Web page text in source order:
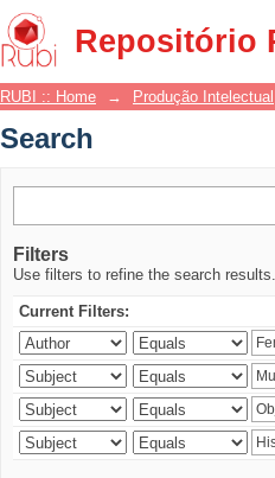
Repositório
Search
RUBI :: Home → Produção Intelectual
Search
Filters
Use filters to refine the search results.
Current Filters: